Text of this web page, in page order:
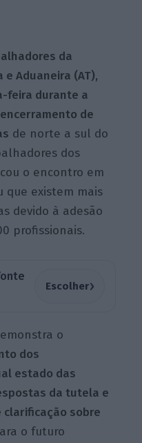
da
Aduaneira (AT),
feira durante a
de
de norte a sul do
dos
o encontro em
que existem mais
devido à adesão
profissionais.
Escolher›
o
dos
estado das
da tutela e
sobre
o futuro